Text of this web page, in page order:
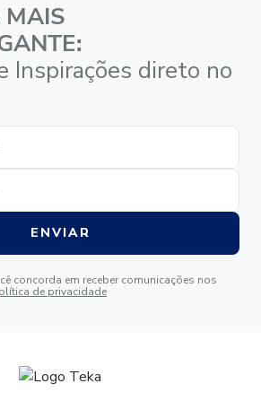
MAIS
Inspirações direto no
ENVIAR
concorda em receber comunicações nos
de privacidade